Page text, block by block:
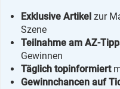
Exklusive Artikel zur
Szene
Teilnahme am AZ-
Gewinnen
Täglich topinformiert
Gewinnchancen auf